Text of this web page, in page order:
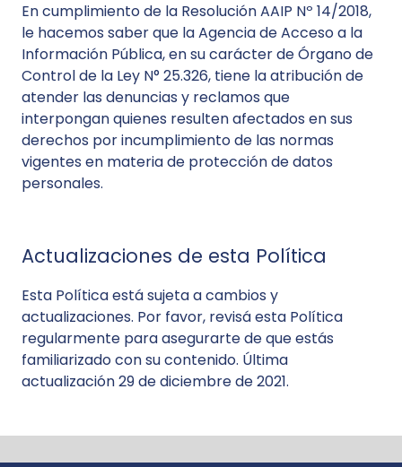
En cumplimiento de la Resolución AAIP Nº 14/2018,
le hacemos saber que la Agencia de Acceso a la
Información Pública, en su carácter de Órgano de
Control de la Ley N° 25.326, tiene la atribución de
atender las denuncias y reclamos que
interpongan quienes resulten afectados en sus
derechos por incumplimiento de las normas
vigentes en materia de protección de datos
personales.
Actualizaciones de esta Política
Esta Política está sujeta a cambios y
actualizaciones. Por favor, revisá esta Política
regularmente para asegurarte de que estás
familiarizado con su contenido. Última
actualización 29 de diciembre de 2021.